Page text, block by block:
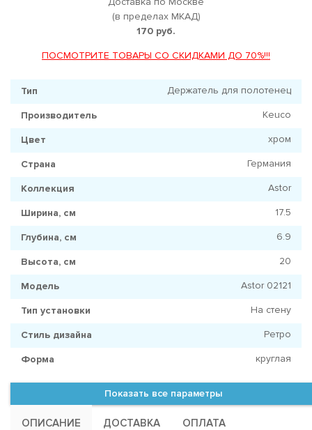
(в пределах МКАД)
170 руб.
ПОСМОТРИТЕ ТОВАРЫ СО СКИДКАМИ ДО 70%!!!
Тип Держатель для полотенец
Производитель Keuco
Цвет хром
Страна Германия
Коллекция Astor
Ширина, см 17.5
Глубина, см 6.9
Высота, см 20
Модель Astor 02121
Тип установки На стену
Стиль дизайна Ретро
Форма круглая
Показать все параметры
ОПИСАНИЕ ДОСТАВКА ОПЛАТА